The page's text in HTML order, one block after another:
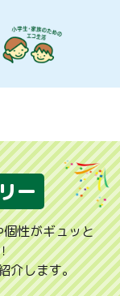
ー
性がギュッと
介します。